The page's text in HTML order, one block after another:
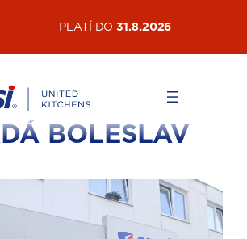
PLATÍ DO31.8.2026
BOLESLAV